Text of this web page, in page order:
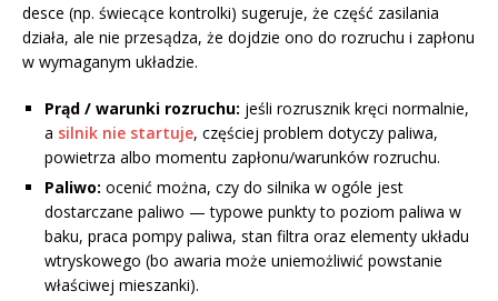
desce (np. świecące kontrolki) sugeruje, że część zasilania
działa, ale nie przesądza, że dojdzie ono do rozruchu i zapłonu
w wymaganym układzie.
Prąd / warunki rozruchu: jeśli rozrusznik kręci normalnie,
a silnik nie startuje, częściej problem dotyczy paliwa,
powietrza albo momentu zapłonu/warunków rozruchu.
Paliwo: ocenić można, czy do silnika w ogóle jest
dostarczane paliwo — typowe punkty to poziom paliwa w
baku, praca pompy paliwa, stan filtra oraz elementy układu
wtryskowego (bo awaria może uniemożliwić powstanie
właściwej mieszanki).